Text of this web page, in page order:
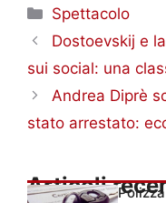
Categorie
Spettacolo
Dostoevskij e
sui social: una
Andrea Diprè
stato arrestato:
Articoli